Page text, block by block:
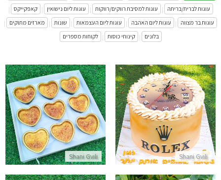
עוגות לברית/בריתה
| עוגות למסיבת רווקים/רווקות | עוגות ליום נישואין | קאפקייקס |
עוגות בר מצווה
| עוגות ליום האהבה | עוגות ליום העצמאות | שונות | מארזים מתוקים
|
בלונים
| קינוחי כוסות | לקוחות מספרים
Shani Gvili
מארז קרם ברולה
התקשר/י
Shani Gvili
עוגה מעוצבת רולקס
התקשר/י